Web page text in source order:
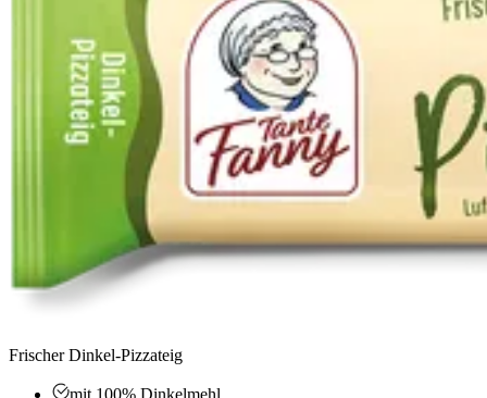
Frischer Dinkel-Pizzateig
mit 100% Dinkelmehl